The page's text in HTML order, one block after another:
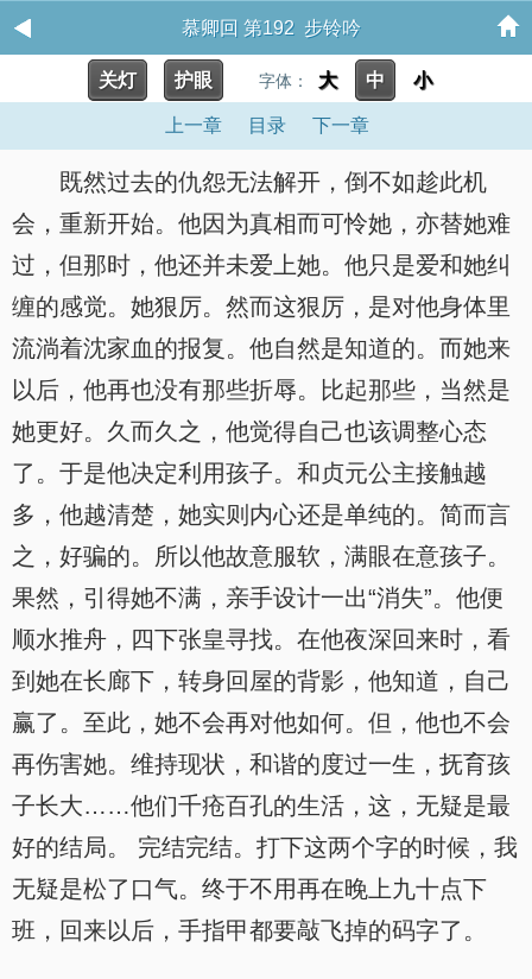
慕卿回 第192 步铃吟
关灯 护眼 字体： 大 中 小
上一章 目录 下一章
既然过去的仇怨无法解开，倒不如趁此机
会，重新开始。他因为真相而可怜她，亦替她难
过，但那时，他还并未爱上她。他只是爱和她纠
缠的感觉。她狠厉。然而这狠厉，是对他身体里
流淌着沈家血的报复。他自然是知道的。而她来
以后，他再也没有那些折辱。比起那些，当然是
她更好。久而久之，他觉得自己也该调整心态
了。于是他决定利用孩子。和贞元公主接触越
多，他越清楚，她实则内心还是单纯的。简而言
之，好骗的。所以他故意服软，满眼在意孩子。
果然，引得她不满，亲手设计一出“消失”。他便
顺水推舟，四下张皇寻找。在他夜深回来时，看
到她在长廊下，转身回屋的背影，他知道，自己
赢了。至此，她不会再对他如何。但，他也不会
再伤害她。维持现状，和谐的度过一生，抚育孩
子长大……他们千疮百孔的生活，这，无疑是最
好的结局。 完结完结。打下这两个字的时候，我
无疑是松了口气。终于不用再在晚上九十点下
班，回来以后，手指甲都要敲飞掉的码字了。